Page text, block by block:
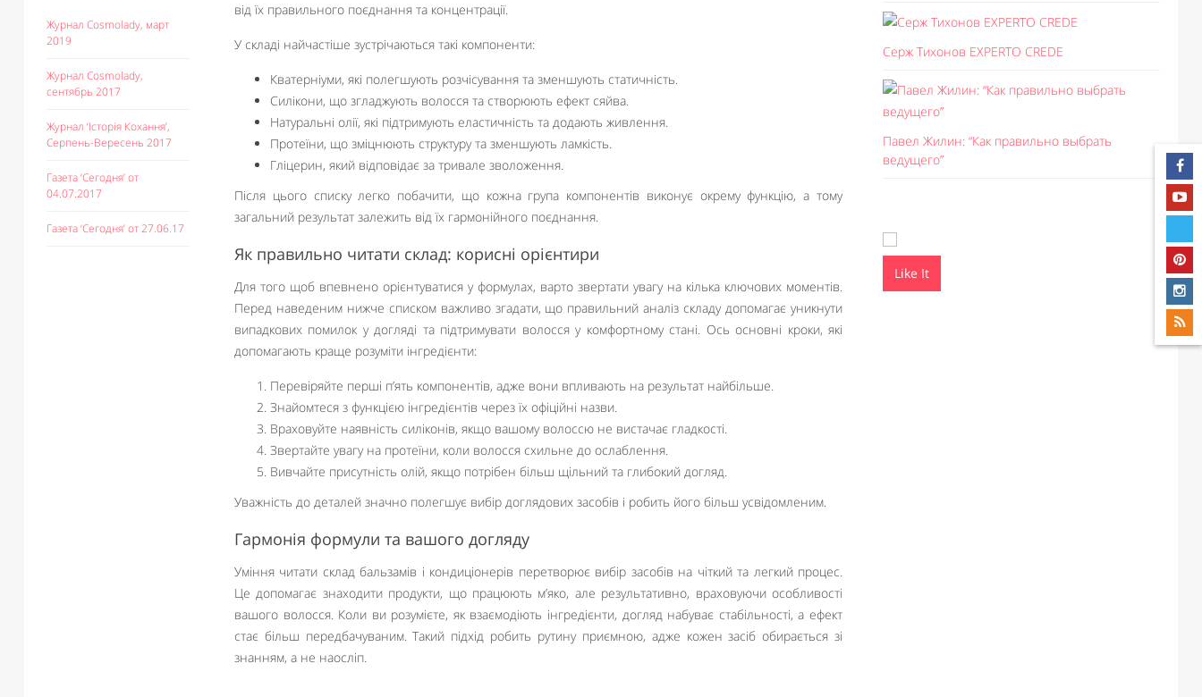
Журнал Cosmolady, март
2019
Журнал Cosmolady,
сентябрь 2017
Журнал ‘Історія Кохання’,
Серпень-Вересень 2017
Газета ‘Сегодня’ от
04.07.2017
Газета ‘Сегодня’ от 27.06.17
від їх правильного поєднання та концентрації.
У складі найчастіше зустрічаються такі компоненти:
Кватерніуми, які полегшують розчісування та зменшують статичність.
Силікони, що згладжують волосся та створюють ефект сяйва.
Натуральні олії, які підтримують еластичність та додають живлення.
Протеїни, що зміцнюють структуру та зменшують ламкість.
Гліцерин, який відповідає за тривале зволоження.
Після цього списку легко побачити, що кожна група компонентів виконує окрему функцію, а тому
загальний результат залежить від їх гармонійного поєднання.
Як правильно читати склад: корисні орієнтири
Для того щоб впевнено орієнтуватися у формулах, варто звертати увагу на кілька ключових моментів.
Перед наведеним нижче списком важливо згадати, що правильний аналіз складу допомагає уникнути
випадкових помилок у догляді та підтримувати волосся у комфортному стані. Ось основні кроки, які
допомагають краще розуміти інгредієнти:
Перевіряйте перші п’ять компонентів, адже вони впливають на результат найбільше.
Знайомтеся з функцією інгредієнтів через їх офіційні назви.
Враховуйте наявність силіконів, якщо вашому волоссю не вистачає гладкості.
Звертайте увагу на протеїни, коли волосся схильне до ослаблення.
Вивчайте присутність олій, якщо потрібен більш щільний та глибокий догляд.
Уважність до деталей значно полегшує вибір доглядових засобів і робить його більш усвідомленим.
Гармонія формули та вашого догляду
Уміння читати склад бальзамів і кондиціонерів перетворює вибір засобів на чіткий та легкий процес.
Це допомагає знаходити продукти, що працюють м’яко, але результативно, враховуючи особливості
вашого волосся. Коли ви розумієте, як взаємодіють інгредієнти, догляд набуває стабільності, а ефект
стає більш передбачуваним. Такий підхід робить рутину приємною, адже кожен засіб обирається зі
знанням, а не наосліп.
Серж Тихонов EXPERTO CREDE
Павел Жилин: “Как правильно выбрать
ведущего”
Like It Like